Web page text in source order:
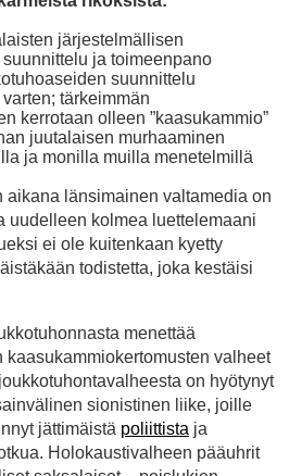
järjestelmällisen
ja toimeenpano
suunnittelu
tärkeimmän
kerrotaan olleen ”kaasukammio”
juutalaisen murhaaminen
ja monilla muilla menetelmillä
aikana länsimainen valtamedia on
uudelleen kolmea luettelemaani
ei ole kuitenkaan kyetty
todistetta, joka kestäisi
menettää
kaasukammiokertomusten valheet
on hyötynyt
sionistinen liike, joille
jättimäistä poliittista ja
Holokaustivalheen pääuhrit